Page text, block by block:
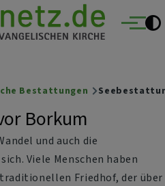
Kirche Menü
Bestattungen
Borkum
und auch die
Viele Menschen haben
Friedhof, der über